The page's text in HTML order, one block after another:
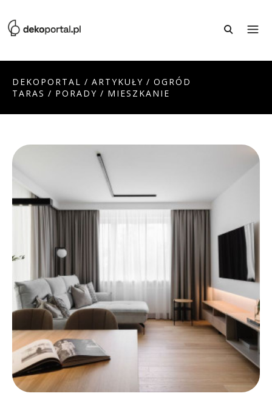
DEKOPORTAL / ARTYKUŁY / OGRÓD
TARAS / PORADY / MIESZKANIE